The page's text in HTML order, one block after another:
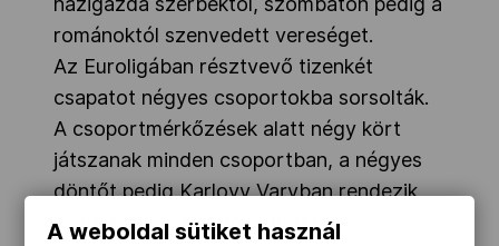
Adatbank
románoktól szenvedett vereséget.
Az Euroligában résztvevő tizenkét
csapatot négyes csoportokba sorsolták.
A csoportmérkőzések alatt négy kört
játszanak minden csoportban, a négyes
döntőt pedig Karlovy Varyban rendezik
majd. A magyarok jövő héten
A weboldal sütiket használ